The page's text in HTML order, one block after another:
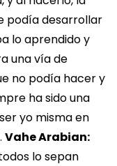
podía desarrollar
lo aprendido y
una vía de
no podía hacer y
ha sido una
yo misma en
Vahe Arabian:
lo sepan